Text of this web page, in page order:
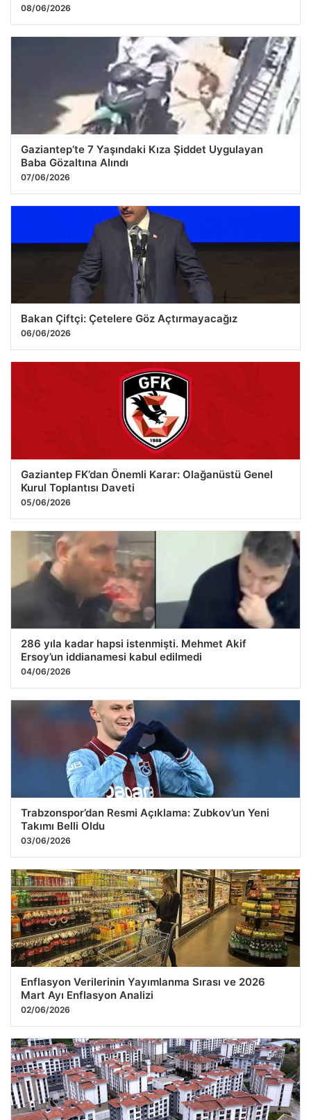
08/06/2026
Gaziantep’te 7 Yaşındaki Kıza Şiddet Uygulayan
Baba Gözaltına Alındı
07/06/2026
Bakan Çiftçi: Çetelere Göz Açtırmayacağız
06/06/2026
Gaziantep FK’dan Önemli Karar: Olağanüstü Genel
Kurul Toplantısı Daveti
05/06/2026
286 yıla kadar hapsi istenmişti. Mehmet Akif
Ersoy’un iddianamesi kabul edilmedi
04/06/2026
Trabzonspor’dan Resmi Açıklama: Zubkov’un Yeni
Takımı Belli Oldu
03/06/2026
Enflasyon Verilerinin Yayımlanma Sırası ve 2026
Mart Ayı Enflasyon Analizi
02/06/2026